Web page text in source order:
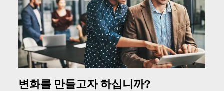
변화를 만들고자 하십니까?